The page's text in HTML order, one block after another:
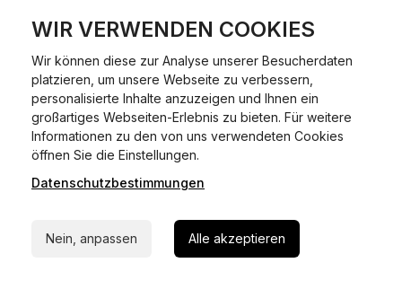
WIR VERWENDEN COOKIES
Wir können diese zur Analyse unserer Besucherdaten
platzieren, um unsere Webseite zu verbessern,
personalisierte Inhalte anzuzeigen und Ihnen ein
großartiges Webseiten-Erlebnis zu bieten. Für weitere
Informationen zu den von uns verwendeten Cookies
öffnen Sie die Einstellungen.
Datenschutzbestimmungen
Nein, anpassen Alle akzeptieren
Abmeldungen für Fahrzeuge mit Erstzulassung vor dem
Was ist Online Kfz-Zulassung?
Ein Internetverfahren, mit dem du Fahrzeuge anmelden,
ummelden oder abmelden kannst – inklusive Dateneingabe,
Dokumentprüfung und Bezahlung.
Welche Vorteile gibt es?
Zeitersparnis, flexible Durchführung, kein Besuch der
Behörde notwendig.
Welche Unterlagen werden benötigt?
Fahrzeugbrief, Fahrzeugschein, Ausweis oder Reisepass,
Versicherungsnachweis, falls erforderlich TÜV-Bericht.
Die Prozesse laufen über gesicherte Verbindungen mit